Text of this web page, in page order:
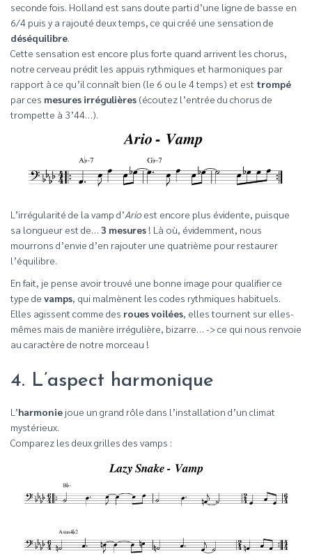
seconde fois. Holland est sans doute parti d’une ligne de basse en
6/4 puis y a rajouté deux temps, ce qui créé une sensation de
déséquilibre.
Cette sensation est encore plus forte quand arrivent les chorus,
notre cerveau prédit les appuis rythmiques et harmoniques par
rapport à ce qu’il connaît bien (le 6 ou le 4 temps) et est trompé
par ces mesures irrégulières (écoutez l’entrée du chorus de
trompette à 3’44…).
L’irrégularité de la vamp d’Arioest encore plus évidente, puisque
sa longueur est de… 3 mesures ! Là où, évidemment, nous
mourrons d’envie d’en rajouter une quatrième pour restaurer
l’équilibre.
En fait, je pense avoir trouvé une bonne image pour qualifier ce
type de vamps, qui malmènent les codes rythmiques habituels.
Elles agissent comme des roues voilées, elles tournent sur elles-
mêmes mais de manière irrégulière, bizarre… -> ce qui nous renvoie
au caractère de notre morceau !
4. L’aspect harmonique
L’harmonie joue un grand rôle dans l’installation d’un climat
mystérieux.
Comparez les deux grilles des vamps :